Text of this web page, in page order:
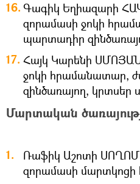
Գագիկ Եղիազարի
զորամասի ջոկի
պարտադիր
Հայկ Կարենի
ջոկի հրամանատար,
զինծառայող, կրտսեր
Մարտական
Ռաֆիկ Աշոտի
զորամասի